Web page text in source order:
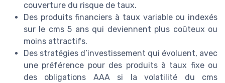
couverture du risque de taux.
Des produits financiers à taux variable ou indexés
sur le cms 5 ans qui deviennent plus coûteux ou
moins attractifs.
Des stratégies d’investissement qui évoluent, avec
une préférence pour des produits à taux fixe ou
des obligations AAA si la volatilité du cms